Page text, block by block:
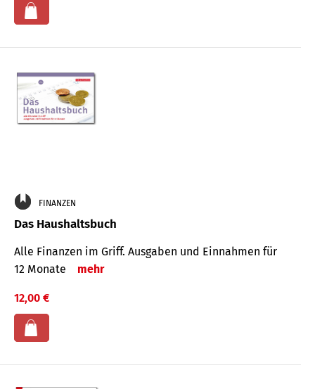
FINANZEN
Das Haushaltsbuch
Alle Finanzen im Griff. Aus­gaben und Ein­nahmen für
12 Monate
mehr
12,00 €